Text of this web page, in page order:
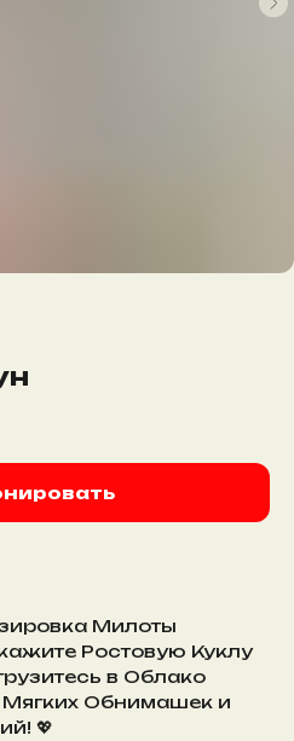
Милоты
Ростовую Куклу
в Облако
Обнимашек и
💖